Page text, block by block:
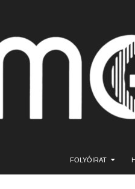
FOLYÓIRAT